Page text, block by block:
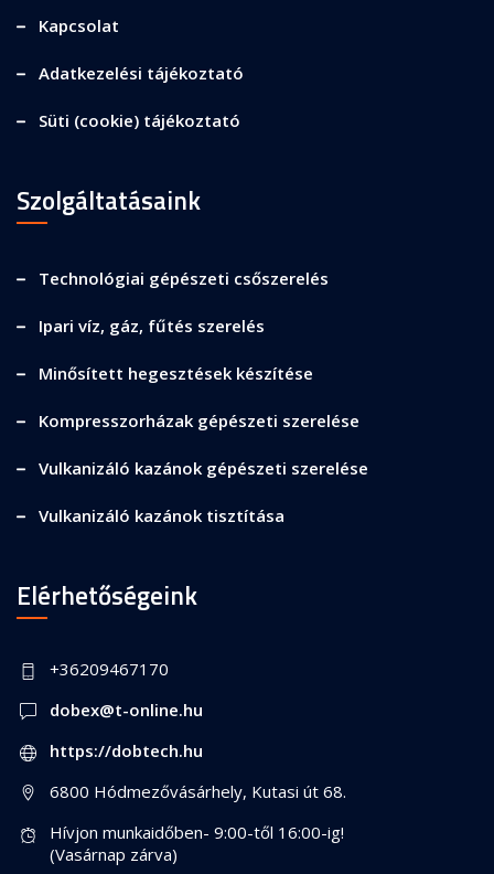
Kapcsolat
Adatkezelési tájékoztató
Süti (cookie) tájékoztató
Szolgáltatásaink
Technológiai gépészeti csőszerelés
Ipari víz, gáz, fűtés szerelés
Minősített hegesztések készítése
Kompresszorházak gépészeti szerelése
Vulkanizáló kazánok gépészeti szerelése
Vulkanizáló kazánok tisztítása
Elérhetőségeink
+36209467170
dobex@t-online.hu
https://dobtech.hu
6800 Hódmezővásárhely, Kutasi út 68.
Hívjon munkaidőben- 9:00-től 16:00-ig!
(Vasárnap zárva)